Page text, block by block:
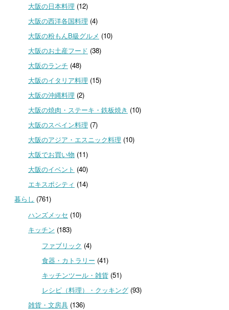
大阪の日本料理 (12)
大阪の西洋各国料理 (4)
大阪の粉もんB級グルメ (10)
大阪のお土産フード (38)
大阪のランチ (48)
大阪のイタリア料理 (15)
大阪の沖縄料理 (2)
大阪の焼肉・ステーキ・鉄板焼き (10)
大阪のスペイン料理 (7)
大阪のアジア・エスニック料理 (10)
大阪でお買い物 (11)
大阪のイベント (40)
エキスポシティ (14)
暮らし (761)
ハンズメッセ (10)
キッチン (183)
ファブリック (4)
食器・カトラリー (41)
キッチンツール・雑貨(51)
レシピ（料理）・クッキング(93)
雑貨・文房具(136)